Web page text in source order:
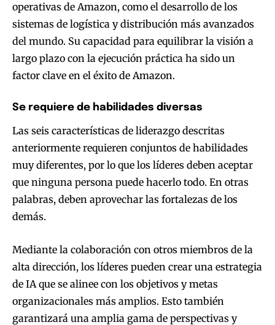
operativas de Amazon, como el desarrollo de los
sistemas de logística y distribución más avanzados
del mundo. Su capacidad para equilibrar la visión a
largo plazo con la ejecución práctica ha sido un
factor clave en el éxito de Amazon.
Se requiere de habilidades diversas
Las seis características de liderazgo descritas
anteriormente requieren conjuntos de habilidades
muy diferentes, por lo que los líderes deben aceptar
que ninguna persona puede hacerlo todo. En otras
palabras, deben aprovechar las fortalezas de los
demás.
Mediante la colaboración con otros miembros de la
alta dirección, los líderes pueden crear una estrategia
de IA que se alinee con los objetivos y metas
organizacionales más amplios. Esto también
garantizará una amplia gama de perspectivas y